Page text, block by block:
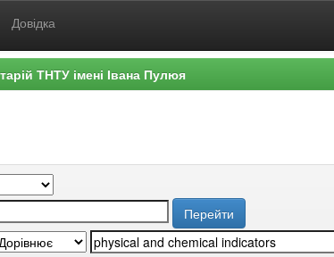
Довідка
ТНТУ імені Івана Пулюя